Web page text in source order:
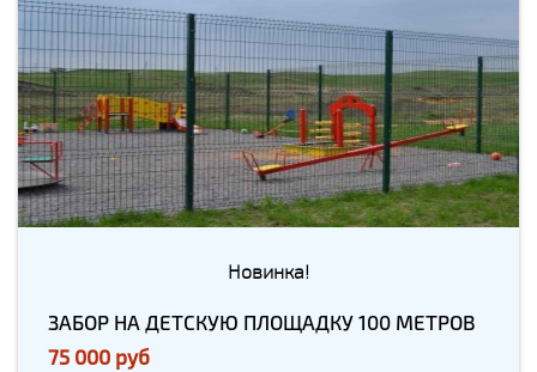
Новинка!
ЗАБОР НА ДЕТСКУЮ ПЛОЩАДКУ 100 МЕТРОВ
75 000 руб